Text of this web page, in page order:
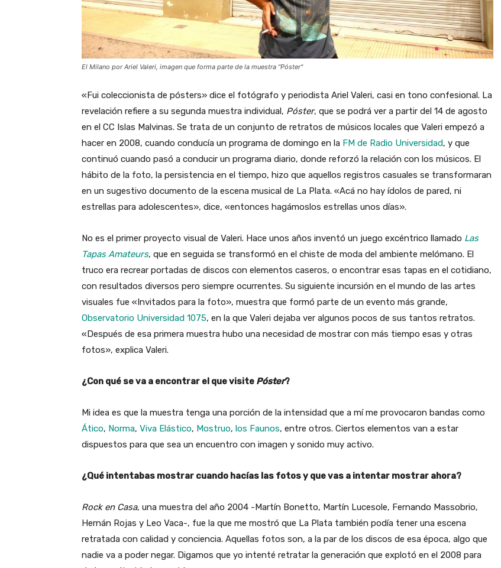
El Milano por Ariel Valeri, imagen que forma parte de la muestra "Póster"
«Fui coleccionista de pósters» dice el fotógrafo y periodista Ariel Valeri, casi en tono confesional. La
revelación refiere a su segunda muestra individual, Póster, que se podrá ver a partir del 14 de agosto
en el CC Islas Malvinas. Se trata de un conjunto de retratos de músicos locales que Valeri empezó a
hacer en 2008, cuando conducía un programa de domingo en la FM de Radio Universidad, y que
continuó cuando pasó a conducir un programa diario, donde reforzó la relación con los músicos. El
hábito de la foto, la persistencia en el tiempo, hizo que aquellos registros casuales se transformaran
en un sugestivo documento de la escena musical de La Plata. «Acá no hay ídolos de pared, ni
estrellas para adolescentes», dice, «entonces hagámoslos estrellas unos días».
No es el primer proyecto visual de Valeri. Hace unos años inventó un juego excéntrico llamado Las
Tapas Amateurs, que en seguida se transformó en el chiste de moda del ambiente melómano. El
truco era recrear portadas de discos con elementos caseros, o encontrar esas tapas en el cotidiano,
con resultados diversos pero siempre ocurrentes. Su siguiente incursión en el mundo de las artes
visuales fue «Invitados para la foto», muestra que formó parte de un evento más grande,
Observatorio Universidad 1075, en la que Valeri dejaba ver algunos pocos de sus tantos retratos.
«Después de esa primera muestra hubo una necesidad de mostrar con más tiempo esas y otras
fotos», explica Valeri.
¿Con qué se va a encontrar el que visite Póster?
Mi idea es que la muestra tenga una porción de la intensidad que a mí me provocaron bandas como
Ático, Norma, Viva Elástico, Mostruo, los Faunos, entre otros. Ciertos elementos van a estar
dispuestos para que sea un encuentro con imagen y sonido muy activo.
¿Qué intentabas mostrar cuando hacías las fotos y que vas a intentar mostrar ahora?
Rock en Casa, una muestra del año 2004 -Martín Bonetto, Martín Lucesole, Fernando Massobrio,
Hernán Rojas y Leo Vaca-, fue la que me mostró que La Plata también podía tener una escena
retratada con calidad y conciencia. Aquellas fotos son, a la par de los discos de esa época, algo que
nadie va a poder negar. Digamos que yo intenté retratar la generación que explotó en el 2008 para